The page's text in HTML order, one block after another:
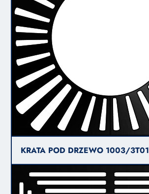
KRATA POD DRZEWO 1003/3T01